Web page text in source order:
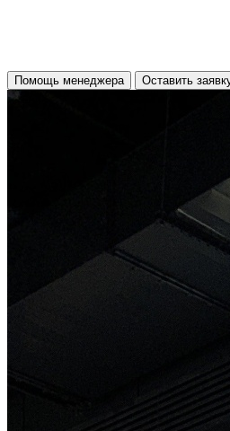
Помощь менеджера Оставить